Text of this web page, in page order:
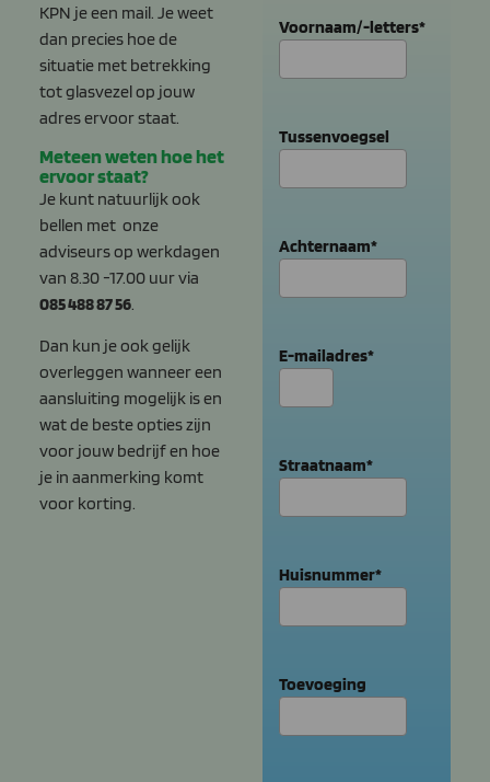
KPN je een mail. Je weet
dan precies hoe de
situatie met betrekking
tot glasvezel op jouw
adres ervoor staat.
Meteen weten hoe het
ervoor staat?
Je kunt natuurlijk ook
bellen met onze
adviseurs op werkdagen
van 8.30 -17.00 uur via
085 488 87 56.
Dan kun je ook gelijk
overleggen wanneer een
aansluiting mogelijk is en
wat de beste opties zijn
voor jouw bedrijf en hoe
je in aanmerking komt
voor korting.
Voornaam/-letters*
Tussenvoegsel
Achternaam*
E-mailadres*
Straatnaam*
Huisnummer*
Toevoeging